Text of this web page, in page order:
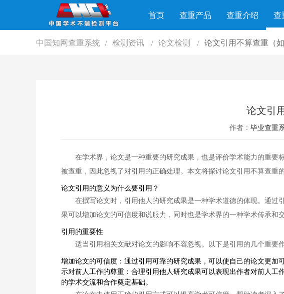
首页 查重产品 查重介绍 查
中国知网查重系统 / 检测资讯 / 论文检测 / 论文引用不算查重（
论文引
作者： 毕业查重
在学术界，论文是一种重要的研究成果，也是评价学术能力的重
被查重，因此忽视了对引用的正确处理。本文将探讨论文引用不算查重
论文引用的意义为什么要引用？
在撰写论文时，引用他人的研究成果是一种学术道德的体现。通
果可以增加论文的可信度和说服力，同时也是学术界的一种学术传承和交
引用的重要性
适当引用相关文献对论文的影响不容忽视。以下是引用的几个重要
增加论文的可信度：通过引用可靠的研究成果，可以使自己的论文更
示对前人工作的尊重：合理引用他人研究成果可以表现出作者对前人
的学术交流和合作奠定基础。